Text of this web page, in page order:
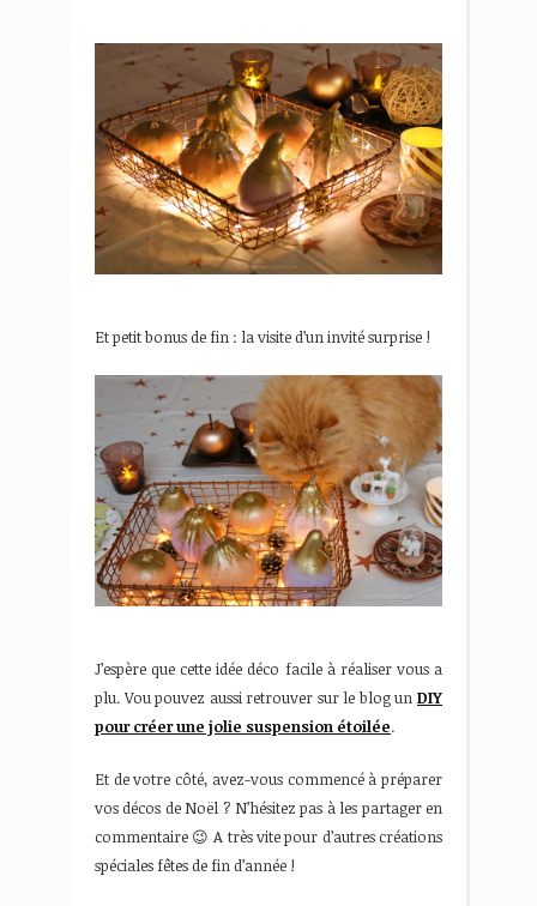
Et petit bonus de fin : la visite d’un invité surprise !
J’espère que cette idée déco facile à réaliser vous a
plu. Vou pouvez aussi retrouver sur le blog un DIY
pour créer une jolie suspension étoilée.
Et de votre côté, avez-vous commencé à préparer
vos décos de Noël ? N’hésitez pas à les partager en
commentaire 😉 A très vite pour d’autres créations
spéciales fêtes de fin d’année !